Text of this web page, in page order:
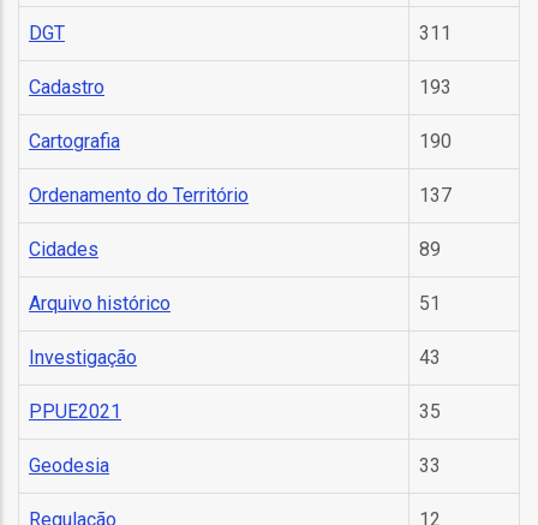
DGT 311
Cadastro 193
Cartografia 190
Ordenamento do Território 137
Cidades 89
Arquivo histórico 51
Investigação 43
PPUE2021 35
Geodesia 33
Regulação 12